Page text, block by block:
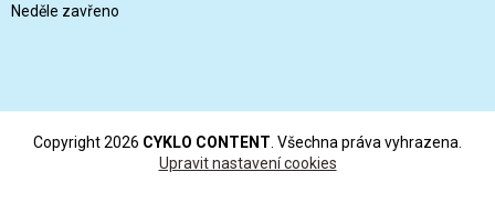
Neděle zavřeno
Copyright 2026 CYKLO CONTENT . Všechna práva vyhrazena.
Upravit nastavení cookies